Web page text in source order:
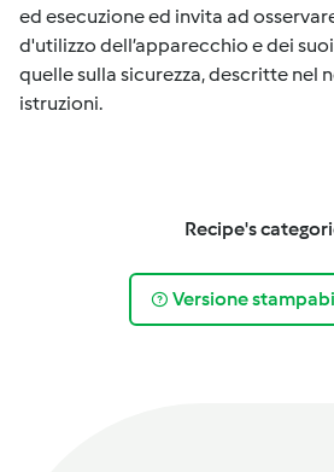
ed esecuzione ed invita ad
d'utilizzo dell’apparecchio e dei
quelle sulla sicurezza, descritte nel
istruzioni.
Recipe's
Versione